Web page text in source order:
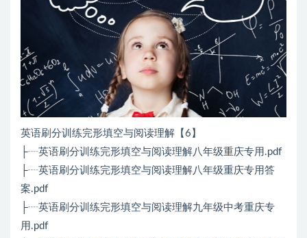
英语刷分训练完形填空与阅读理解【6】
├┈英语刷分训练完形填空与阅读理解八年级重庆专用.pdf
├┈英语刷分训练完形填空与阅读理解八年级重庆专用答
案.pdf
├┈英语刷分训练完形填空与阅读理解九年级中考重庆专
用.pdf